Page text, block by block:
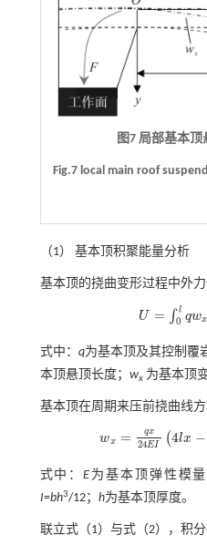
图7 局部基本
Fig.7 local main roof
（1） 基本顶积聚能量分析
基本顶的挠曲变形过程中外
U = ∫ l
0 qwx
U= ∫0 qw xdx
式中： q为基本顶及其控制覆
本顶悬顶长度； wx为基本顶
基本顶在周期来压前挠曲线
wx = qx
24EI (4lx −
wx= qx 24EI4 x-6l2- x2
式中：E 为基本顶弹性模
I=bh3/12； h为基本顶厚度。
联立式（1） 与式（2） ，积